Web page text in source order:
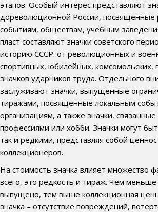
этапов. Особый интерес представляют
дореволюционной России, посвященные
событиям, обществам, учебным
пласт составляют значки советского
историю СССР: от революционных и
спортивных, юбилейных, комсомольских,
значков ударников труда. Отдельного
заслуживают значки, выпущенные
тиражами, посвященные локальным
организациям, а также значки,
профессиями или хобби. Значки могут
так и редкими, представляя собой
коллекционеров.
На стоимость значка влияет множество
всего, это редкость и тираж. Чем
выпущено, тем выше коллекционная
значка – отсутствие повреждений,